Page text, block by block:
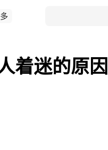
着迷的原因